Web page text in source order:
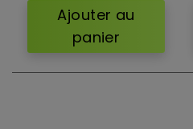
Ajouter au
panier